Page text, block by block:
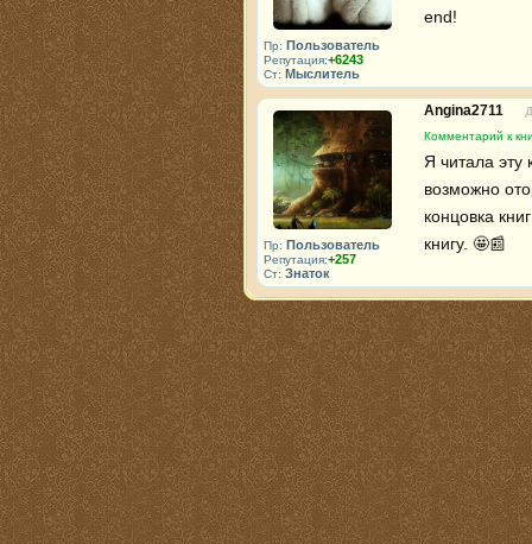
Пр: Пользователь
Репутация:+6243
Ст: Мыслитель
end!
Пр: Пользователь
Репутация:+257
Ст: Знаток
Angina2711
Комментарий к
Я читала эту
возможно
концовка
книгу. 🤩📰